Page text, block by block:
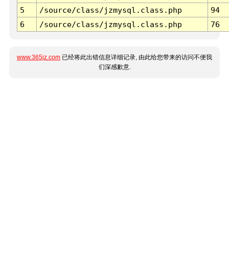
5
/source/class/jzmysql.class.php
94
6
/source/class/jzmysql.class.php 76
www.365jz.com 已经将此出错信息详细记录, 由此给您带来的访问不便我
们深感歉意.